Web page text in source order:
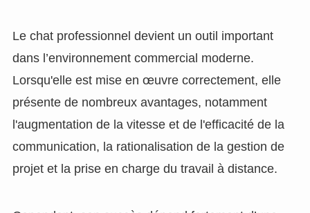
Le chat professionnel devient un outil important
dans l’environnement commercial moderne.
Lorsqu'elle est mise en œuvre correctement, elle
présente de nombreux avantages, notamment
l'augmentation de la vitesse et de l'efficacité de la
communication, la rationalisation de la gestion de
projet et la prise en charge du travail à distance.